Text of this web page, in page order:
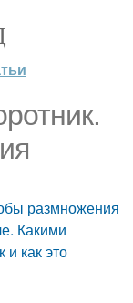
размножения
Какими
как это